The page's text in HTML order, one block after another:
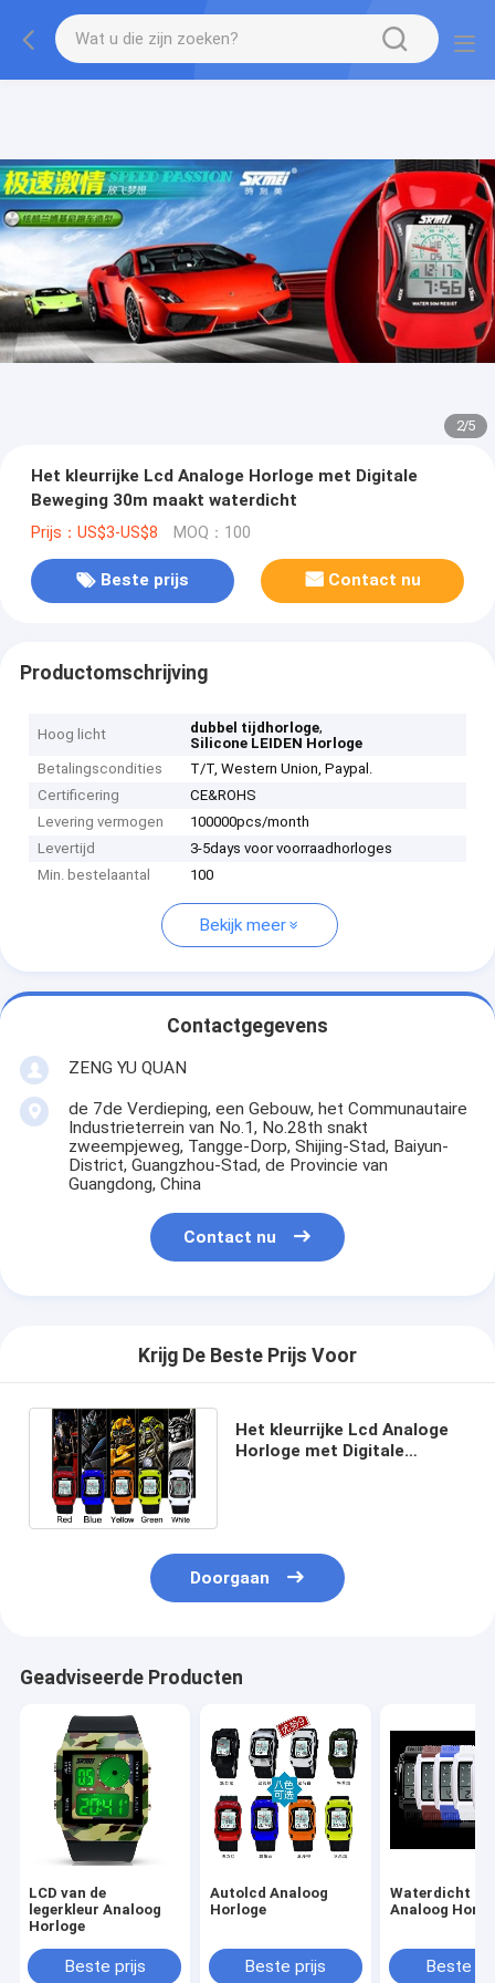
2/5
Het kleurrijke Lcd Analoge Horloge met Digitale
Beweging 30m maakt waterdicht
Prijs：US$3-US$8 MOQ：100
Beste prijs Contact nu
Productomschrijving
Hoog licht dubbel tijdhorloge,
Silicone LEIDEN Horloge
Betalingscondities
T/T, Western Union, Paypal.
Certificering
CE&ROHS
Levering vermogen
100000pcs/month
Levertijd
3-5days voor voorraadhorloges
Min. bestelaantal
100
Bekijk meer
Contactgegevens
ZENG YU QUAN
de 7de Verdieping, een Gebouw, het Communautaire
Industrieterrein van No.1, No.28th snakt
zweempjeweg, Tangge-Dorp, Shijing-Stad, Baiyun-
District, Guangzhou-Stad, de Provincie van
Guangdong, China
Contact nu
Krijg De Beste Prijs Voor
Het kleurrijke Lcd Analoge
Horloge met Digitale
Doorgaan
Geadviseerde Producten
LCD van de
legerkleur Analoog
Horloge
Beste prijs
Autolcd Analoog
Horloge
Beste prijs
Waterdicht
Analoog
Beste